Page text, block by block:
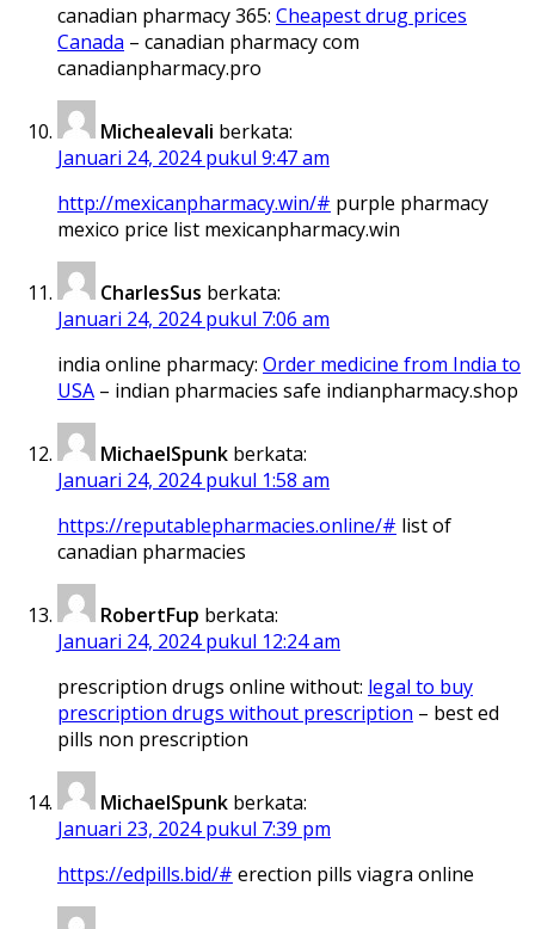
canadian pharmacy 365: Cheapest drug prices
Canada – canadian pharmacy com
canadianpharmacy.pro
Michealevali berkata:
Januari 24, 2024 pukul 9:47 am
http://mexicanpharmacy.win/# purple pharmacy
mexico price list mexicanpharmacy.win
CharlesSus berkata:
Januari 24, 2024 pukul 7:06 am
india online pharmacy: Order medicine from India to
USA – indian pharmacies safe indianpharmacy.shop
MichaelSpunk berkata:
Januari 24, 2024 pukul 1:58 am
https://reputablepharmacies.online/# list of
canadian pharmacies
RobertFup berkata:
Januari 24, 2024 pukul 12:24 am
prescription drugs online without: legal to buy
prescription drugs without prescription – best ed
pills non prescription
MichaelSpunk berkata:
Januari 23, 2024 pukul 7:39 pm
https://edpills.bid/# erection pills viagra online